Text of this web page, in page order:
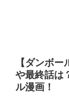
【ダンボ
や最終話は
ル漫画！